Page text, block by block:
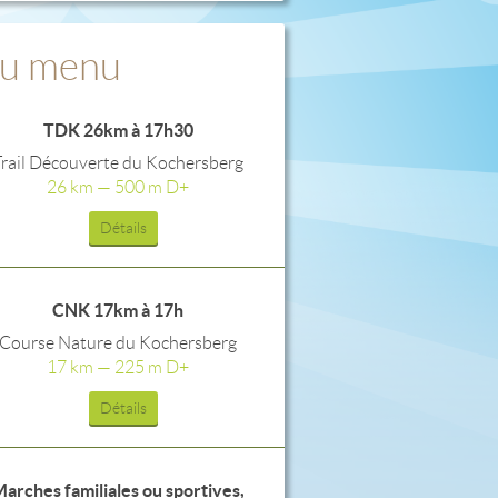
menu
TDK 26km à 17h30
Découverte du Kochersberg
26 km — 500 m D+
Détails
CNK 17km à 17h
Course Nature du Kochersberg
17 km — 225 m D+
Détails
familiales ou sportives,